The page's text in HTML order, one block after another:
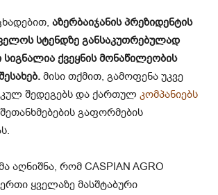
აზერბაიჯანის პრეზიდენტის
სტენდზე განსაკუთრებულად
სიგნალია ქვეყნის მონაწილეობის
მისი თქმით, გამოფენა უკვე
შედეგებს და ქართულ კომპანიებს
გაფორმების
აღნიშნა, რომ CASPIAN AGRO
ყველაზე მასშტაბური